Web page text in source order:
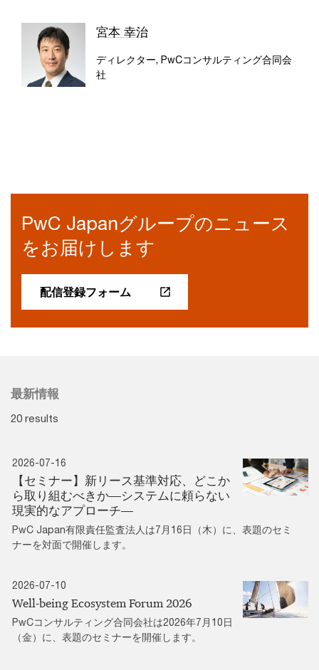
宮本 幸治
ディレクター, PwCコンサルティング合同会
社
PwC Japanグループのニュース
をお届けします
配信登録フォーム
最新情報
20 results
2026-07-16
【セミナー】新リース基準対応、どこか
ら取り組むべきか―システムに頼らない
現実的なアプローチ―
PwC Japan有限責任監査法人は7月16日（木）に、表題のセミ
ナーを対面で開催します。
2026-07-10
Well-being Ecosystem Forum 2026
PwCコンサルティング合同会社は2026年7月10日
（金）に、表題のセミナーを開催します。